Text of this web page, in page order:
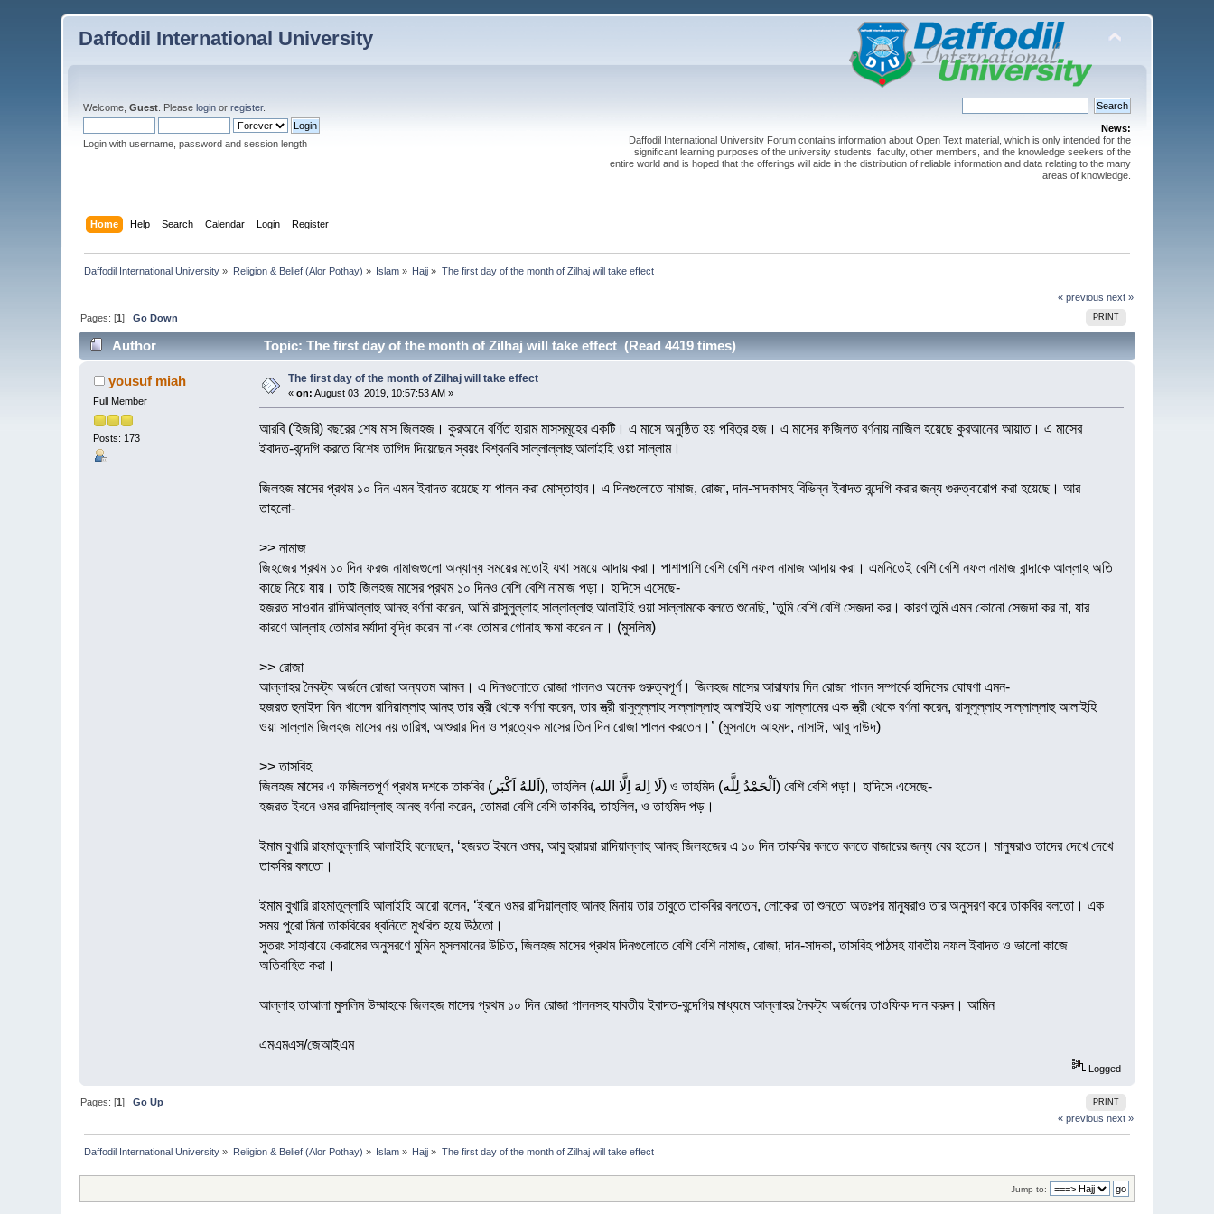
Daffodil International University
Welcome,Guest . Pleaselogin orregister.
Login with username, password and session length
News:
Daffodil International University Forum contains information about Open Text material, which is only intended for the
significant learning purposes of the university students, faculty, other members, and the knowledge seekers of the
entire world and is hoped that the offerings will aide in the distribution of reliable information and data relating to the many
areas of knowledge.
Home Help Search Calendar Login Register
Daffodil International University » Religion & Belief (Alor Pothay) » Islam » Hajj » The first day of the month of Zilhaj will take effect
« previous next »
PRINT
Pages: [1]Go Down
Author Topic: The first day of the month of Zilhaj will take effect (Read 4419 times)
yousuf miah
Full Member
Posts: 173
The first day of the month of Zilhaj will take effect
«on: August 03, 2019, 10:57:53 AM »
আরবি (হিজরি) বছরের শেষ মাস জিলহজ। কুরআনে বর্ণিত হারাম মাসসমূহের একটি। এ মাসে অনুষ্ঠিত হয় পবিত্র হজ। এ মাসের ফজিলত বর্ণনায় নাজিল হয়েছে কুরআনের আয়াত। এ মাসের
ইবাদত-বন্দেগি করতে বিশেষ তাগিদ দিয়েছেন স্বয়ং বিশ্বনবি সাল্লাল্লাহু আলাইহি ওয়া সাল্লাম।
জিলহজ মাসের প্রথম ১০ দিন এমন ইবাদত রয়েছে যা পালন করা মোস্তাহাব। এ দিনগুলোতে নামাজ, রোজা, দান-সাদকাসহ বিভিন্ন ইবাদত বন্দেগি করার জন্য গুরুত্বারোপ করা হয়েছে। আর
তাহলো-
>> নামাজ
জিহজের প্রথম ১০ দিন ফরজ নামাজগুলো অন্যান্য সময়ের মতোই যথা সময়ে আদায় করা। পাশাপাশি বেশি বেশি নফল নামাজ আদায় করা। এমনিতেই বেশি বেশি নফল নামাজ বান্দাকে আল্লাহ অতি
কাছে নিয়ে যায়। তাই জিলহজ মাসের প্রথম ১০ দিনও বেশি বেশি নামাজ পড়া। হাদিসে এসেছে-
হজরত সাওবান রাদিআল্লাহু আনহু বর্ণনা করেন, আমি রাসুলুল্লাহ সাল্লাল্লাহু আলাইহি ওয়া সাল্লামকে বলতে শুনেছি, ‘তুমি বেশি বেশি সেজদা কর। কারণ তুমি এমন কোনো সেজদা কর না, যার
কারণে আল্লাহ তোমার মর্যাদা বৃদ্ধি করেন না এবং তোমার গোনাহ ক্ষমা করেন না। (মুসলিম)
>> রোজা
আল্লাহর নৈকট্য অর্জনে রোজা অন্যতম আমল। এ দিনগুলোতে রোজা পালনও অনেক গুরুত্বপূর্ণ। জিলহজ মাসের আরাফার দিন রোজা পালন সম্পর্কে হাদিসের ঘোষণা এমন-
হজরত হুনাইদা বিন খালেদ রাদিয়াল্লাহু আনহু তার স্ত্রী থেকে বর্ণনা করেন, তার স্ত্রী রাসুলুল্লাহ সাল্লাল্লাহু আলাইহি ওয়া সাল্লামের এক স্ত্রী থেকে বর্ণনা করেন, রাসুলুল্লাহ সাল্লাল্লাহু আলাইহি
ওয়া সাল্লাম জিলহজ মাসের নয় তারিখ, আশুরার দিন ও প্রত্যেক মাসের তিন দিন রোজা পালন করতেন।’ (মুসনাদে আহমদ, নাসাঈ, আবু দাউদ)
>> তাসবিহ
জিলহজ মাসের এ ফজিলতপূর্ণ প্রথম দশকে তাকবির (اَللهُ اَكْبَر), তাহলিল (لَا اِلهَ اِلَّا الله) ও তাহমিদ (اَلْحَمْدُ لِلَّه) বেশি বেশি পড়া। হাদিসে এসেছে-
হজরত ইবনে ওমর রাদিয়াল্লাহু আনহু বর্ণনা করেন, তোমরা বেশি বেশি তাকবির, তাহলিল, ও তাহমিদ পড়।
ইমাম বুখারি রাহমাতুল্লাহি আলাইহি বলেছেন, ‘হজরত ইবনে ওমর, আবু হুরায়রা রাদিয়াল্লাহু আনহু জিলহজের এ ১০ দিন তাকবির বলতে বলতে বাজারের জন্য বের হতেন। মানুষরাও তাদের দেখে দেখে
তাকবির বলতো।
ইমাম বুখারি রাহমাতুল্লাহি আলাইহি আরো বলেন, ‘ইবনে ওমর রাদিয়াল্লাহু আনহু মিনায় তার তাবুতে তাকবির বলতেন, লোকেরা তা শুনতো অতঃপর মানুষরাও তার অনুসরণ করে তাকবির বলতো। এক
সময় পুরো মিনা তাকবিরের ধ্বনিতে মুখরিত হয়ে উঠতো।
সুতরং সাহাবায়ে কেরামের অনুসরণে মুমিন মুসলমানের উচিত, জিলহজ মাসের প্রথম দিনগুলোতে বেশি বেশি নামাজ, রোজা, দান-সাদকা, তাসবিহ পাঠসহ যাবতীয় নফল ইবাদত ও ভালো কাজে
অতিবাহিত করা।
আল্লাহ তাআলা মুসলিম উম্মাহকে জিলহজ মাসের প্রথম ১০ দিন রোজা পালনসহ যাবতীয় ইবাদত-বন্দেগির মাধ্যমে আল্লাহর নৈকট্য অর্জনের তাওফিক দান করুন। আমিন
এমএমএস/জেআইএম
Logged
PRINT
Pages: [1]Go Up
« previous next »
Daffodil International University » Religion & Belief (Alor Pothay) » Islam » Hajj » The first day of the month of Zilhaj will take effect
Jump to: